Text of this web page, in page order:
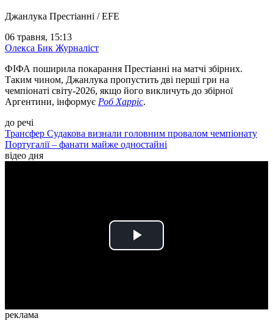
Джанлука Престіанні / EFE
06 травня, 15:13
Олекса Бик Журналіст
ФІФА поширила покарання Престіанні на матчі збірних.
Таким чином, Джанлука пропустить дві перші гри на
чемпіонаті світу-2026, якщо його викличуть до збірної
Аргентини, інформує Роб Харріс.
до речі
Трансфер Судакова визнали головним провалом чемпіонату
Португалії – фанати майже одностайні
відео дня
Play
реклама